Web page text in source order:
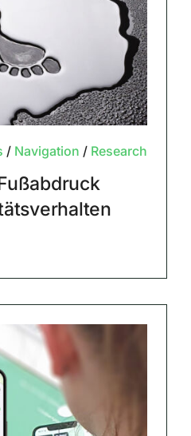
/ Navigation / Research